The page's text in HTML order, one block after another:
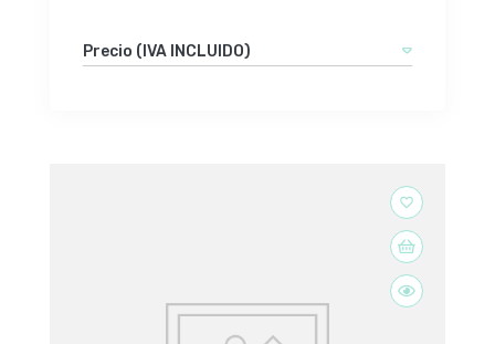
Precio (IVA INCLUIDO)
favorite_border